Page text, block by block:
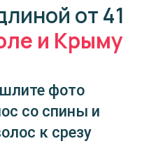
от 41
и Крыму
фото
со спины и
к срезу